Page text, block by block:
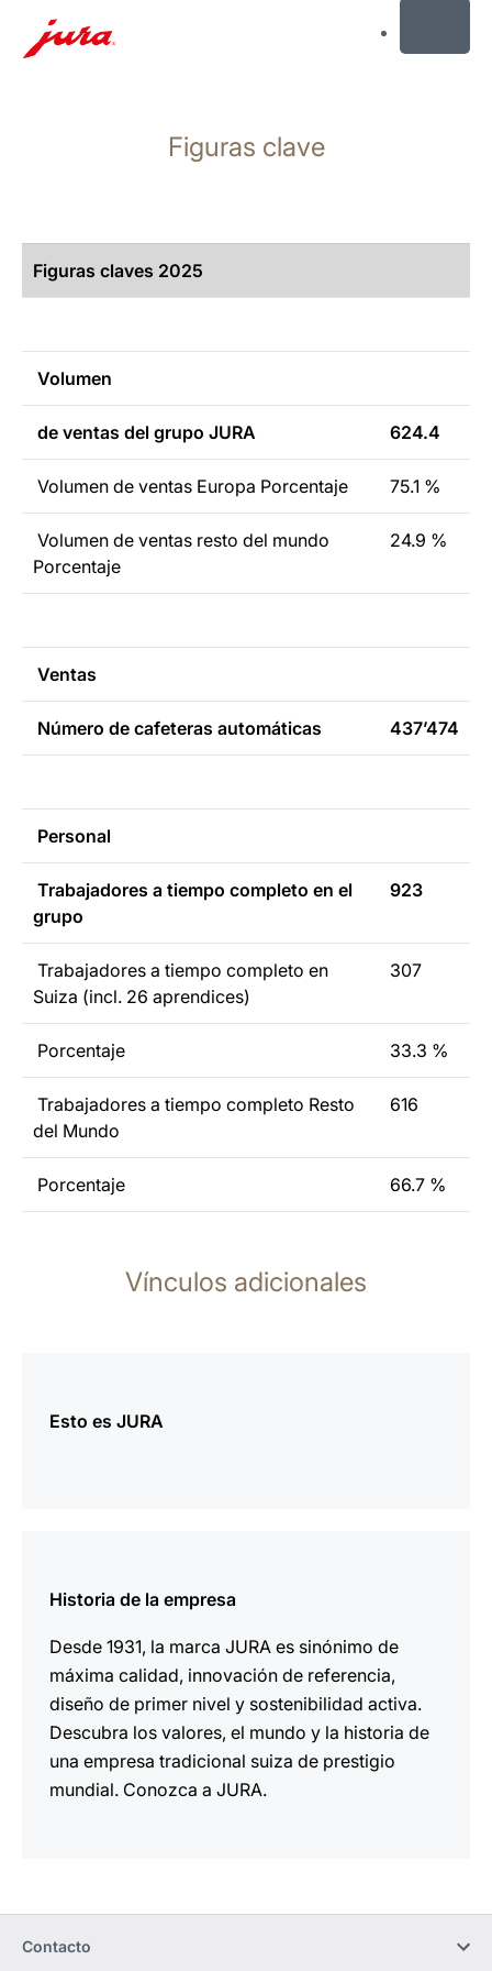
búsqueda
Figuras clave
Figuras claves 2025
Volumen
de ventas del grupo JURA 624.4
Volumen de ventas Europa Porcentaje 75.1 %
Volumen de ventas resto del mundo
Porcentaje
24.9 %
Ventas
Número de cafeteras automáticas 437’474
Personal
Trabajadores a tiempo completo en el
grupo
923
Trabajadores a tiempo completo en
Suiza (incl. 26 aprendices)
307
Porcentaje 33.3 %
Trabajadores a tiempo completo Resto
del Mundo
616
Porcentaje 66.7 %
Vínculos adicionales
Esto es JURA
Historia de la empresa
Desde 1931, la marca JURA es sinónimo de
máxima calidad, innovación de referencia,
diseño de primer nivel y sostenibilidad activa.
Descubra los valores, el mundo y la historia de
una empresa tradicional suiza de prestigio
mundial. Conozca a JURA.
Contacto